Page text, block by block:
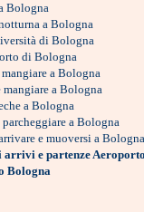
Bologna
a Bologna
di Bologna
di Bologna
a Bologna
a Bologna
a Bologna
a Bologna
e muoversi a Bologna
e partenze
Bologna